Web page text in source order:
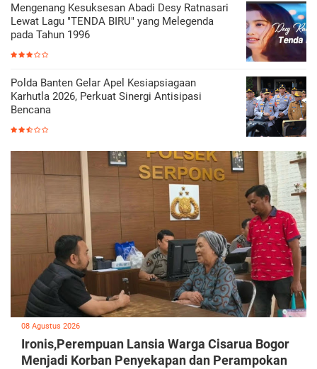
Mengenang Kesuksesan Abadi Desy Ratnasari
Lewat Lagu "TENDA BIRU" yang Melegenda
pada Tahun 1996
Polda Banten Gelar Apel Kesiapsiagaan
Karhutla 2026, Perkuat Sinergi Antisipasi
Bencana
08 Agustus 2026
Ironis,Perempuan Lansia Warga Cisarua Bogor
Menjadi Korban Penyekapan dan Perampokan